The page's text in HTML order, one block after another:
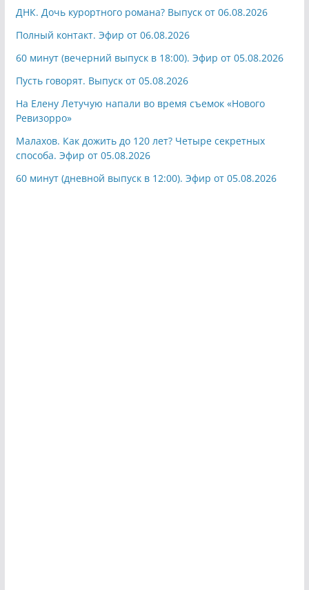
ДНК. Дочь курортного романа? Выпуск от 06.08.2026
Полный контакт. Эфир от 06.08.2026
60 минут (вечерний выпуск в 18:00). Эфир от 05.08.2026
Пусть говорят. Выпуск от 05.08.2026
На Елену Летучую напали во время съемок «Нового
Ревизорро»
Малахов. Как дожить до 120 лет? Четыре секретных
способа. Эфир от 05.08.2026
60 минут (дневной выпуск в 12:00). Эфир от 05.08.2026